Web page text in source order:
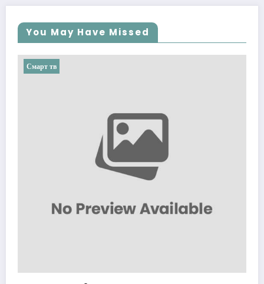
You May Have Missed
Смарт тв